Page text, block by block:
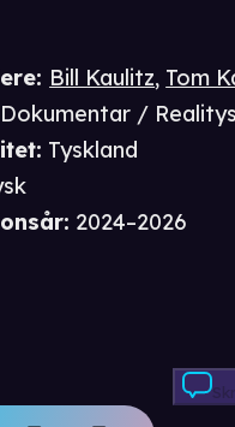
: Bill Kaulitz, Tom
Dokumentar /
: Tyskland
: 2024–2026